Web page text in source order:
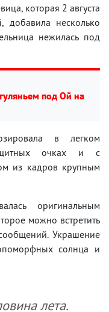
которая 2 августа
добавила несколько
нежилась под
под Ой на
в легком
очках и с
из кадров крупным
оригинальным
можно встретить
Украшение
солнца и
лета.